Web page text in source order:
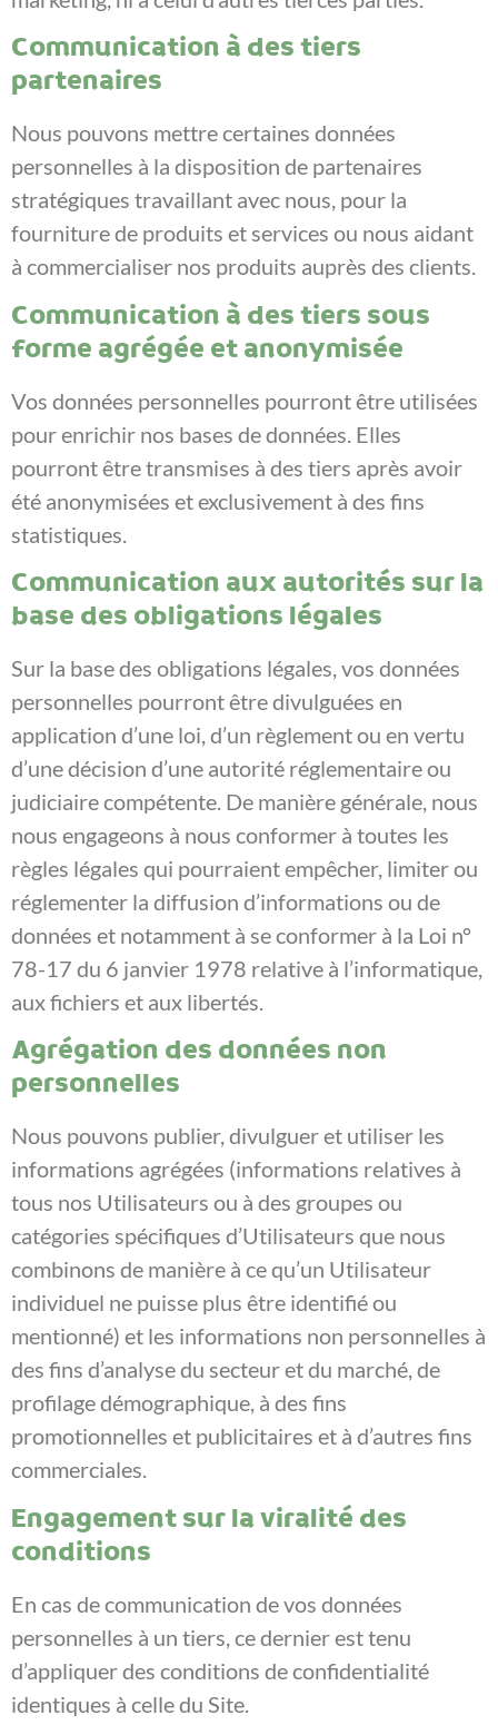
Communication à des tiers
partenaires
Nous pouvons mettre certaines données
personnelles à la disposition de partenaires
stratégiques travaillant avec nous, pour la
fourniture de produits et services ou nous aidant
à commercialiser nos produits auprès des clients.
Communication à des tiers sous
forme agrégée et anonymisée
Vos données personnelles pourront être utilisées
pour enrichir nos bases de données. Elles
pourront être transmises à des tiers après avoir
été anonymisées et exclusivement à des fins
statistiques.
Communication aux autorités sur la
base des obligations légales
Sur la base des obligations légales, vos données
personnelles pourront être divulguées en
application d’une loi, d’un règlement ou en vertu
d’une décision d’une autorité réglementaire ou
judiciaire compétente. De manière générale, nous
nous engageons à nous conformer à toutes les
règles légales qui pourraient empêcher, limiter ou
réglementer la diffusion d’informations ou de
données et notamment à se conformer à la Loi n°
78-17 du 6 janvier 1978 relative à l’informatique,
aux fichiers et aux libertés.
Agrégation des données non
personnelles
Nous pouvons publier, divulguer et utiliser les
informations agrégées (informations relatives à
tous nos Utilisateurs ou à des groupes ou
catégories spécifiques d’Utilisateurs que nous
combinons de manière à ce qu’un Utilisateur
individuel ne puisse plus être identifié ou
mentionné) et les informations non personnelles à
des fins d’analyse du secteur et du marché, de
profilage démographique, à des fins
promotionnelles et publicitaires et à d’autres fins
commerciales.
Engagement sur la viralité des
conditions
En cas de communication de vos données
personnelles à un tiers, ce dernier est tenu
d’appliquer des conditions de confidentialité
identiques à celle du Site.